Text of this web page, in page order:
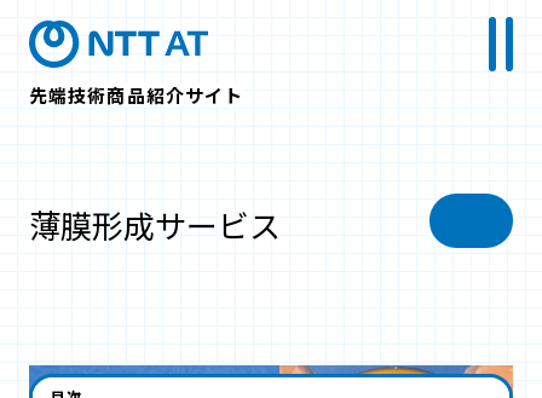
先端技術商品紹介サイト
薄膜形成サービス